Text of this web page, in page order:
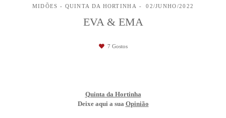
MIDÕES - QUINTA DA HORTINHA
02/JUNHO/2022
EVA & EMA
7 Gostos
Quinta da Hortinha
Deixe aqui a sua Opinião